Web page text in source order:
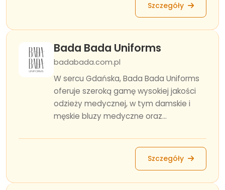
Szczegóły
Bada Bada Uniforms
badabada.com.pl
W sercu Gdańska, Bada Bada Uniforms
oferuje szeroką gamę wysokiej jakości
odzieży medycznej, w tym damskie i
męskie bluzy medyczne oraz...
Szczegóły